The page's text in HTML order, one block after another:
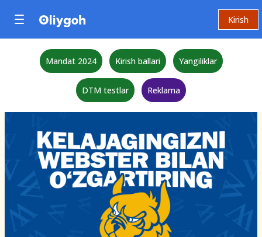
Kirish
Mandat 2024 Kirish ballari Yangiliklar
DTM testlar Reklama